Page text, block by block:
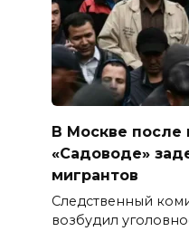
В Москве после
«Садоводе»
мигрантов
Следственный
возбудил